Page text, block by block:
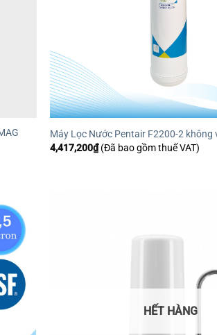
Máy Lọc Nước Pentair F2200-2 không
4,417,200₫ (Đã bao gồm thuế VAT)
HẾT HÀNG